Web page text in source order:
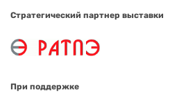
Стратегический партнер выставки
При поддержке